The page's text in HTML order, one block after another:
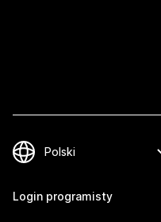
Login programisty